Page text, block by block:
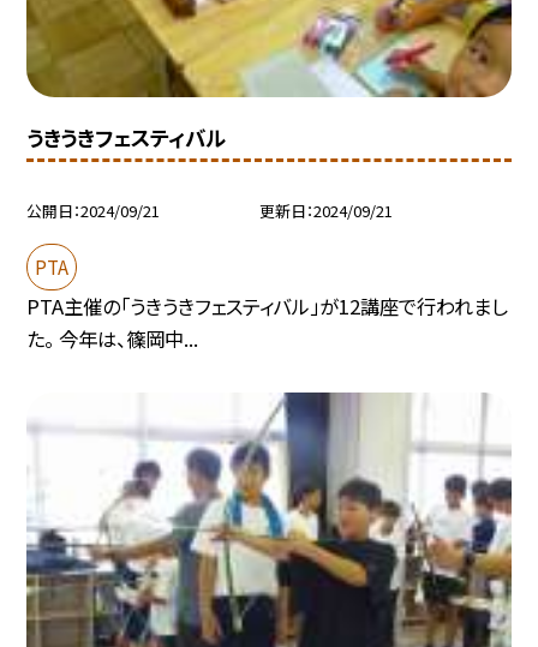
うきうきフェスティバル
公開日 2024/09/21 更新日 2024/09/21
PTA
PTA主催の「うきうきフェスティバル」が12講座で行われまし
た。 今年は、篠岡中...